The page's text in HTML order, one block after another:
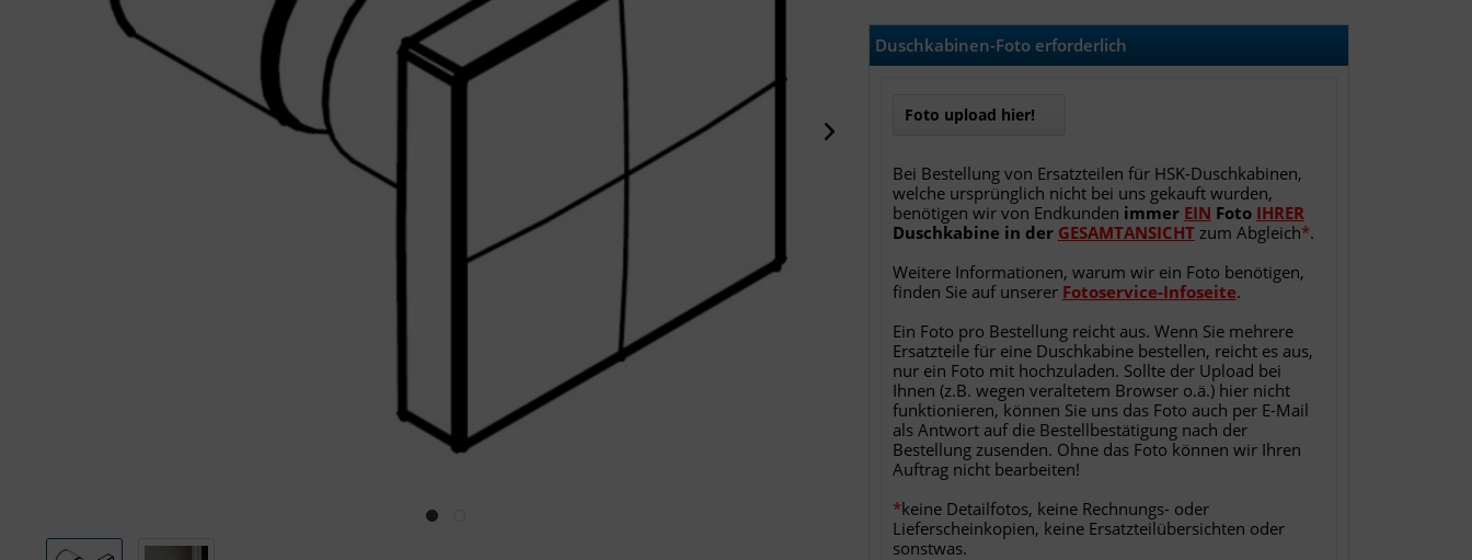
Duschkabinen-Foto erforderlich
Foto upload hier!
Bei Bestellung von Ersatzteilen für HSK-Duschkabinen,
welche ursprünglich nicht bei uns gekauft wurden,
benötigen wir von Endkunden immer EIN Foto IHRER
Duschkabine in der GESAMTANSICHTzum Abgleich*.
Weitere Informationen, warum wir ein Foto benötigen,
finden Sie auf unserer Fotoservice-Infoseite.
Ein Foto pro Bestellung reicht aus. Wenn Sie mehrere
Ersatzteile für eine Duschkabine bestellen, reicht es aus,
nur ein Foto mit hochzuladen. Sollte der Upload bei
Ihnen (z.B. wegen veraltetem Browser o.ä.) hier nicht
funktionieren, können Sie uns das Foto auch per E-Mail
als Antwort auf die Bestellbestätigung nach der
Bestellung zusenden. Ohne das Foto können wir Ihren
Auftrag nicht bearbeiten!
*keine Detailfotos, keine Rechnungs- oder
Lieferscheinkopien, keine Ersatzteilübersichten oder
sonstwas.